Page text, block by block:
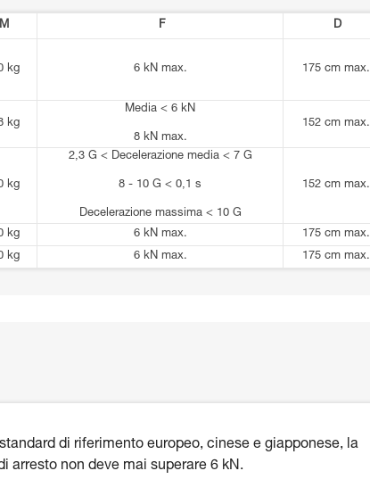
M F D
kg 6 kN max. 175 cm max.
kg
Media < 6 kN
8 kN max.
152 cm max.
kg
2,3 G < Decelerazione media < 7 G
8 - 10 G < 0,1 s
Decelerazione massima < 10 G
152 cm max.
kg 6 kN max.
175 cm max.
kg 6 kN max. 175 cm max.
di riferimento europeo, cinese e giapponese, la
arresto non deve mai superare 6 kN.